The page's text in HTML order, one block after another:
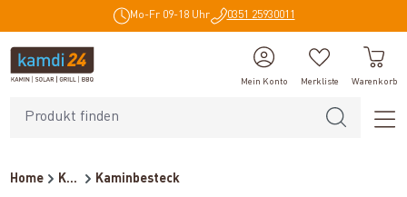
Mo-Fr 09-18 Uhr 0351 25930011
Mein Konto Merkliste Warenkorb
Home Kaminzubehör Kaminbesteck